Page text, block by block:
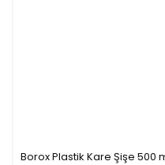
Borox Plastik Kare Şişe 500